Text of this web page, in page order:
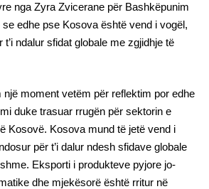
nga Zyra Zvicerane për Bashkëpunim
edhe pse Kosova është vend i vogël,
ndalur sfidat globale me zgjidhje të
një moment vetëm për reflektim por edhe
duke trasuar rrugën për sektorin e
Kosovë. Kosova mund të jetë vend i
për t’i dalur ndesh sfidave globale
Eksporti i produkteve pyjore jo-
dhe mjekësorë është rritur në